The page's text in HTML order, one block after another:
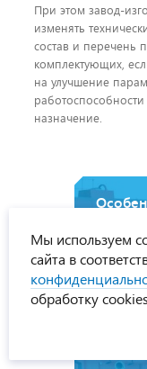
При этом завод-
изменять
состав и перечень
комплектующих,
на улучшение
назначение.
Мы используем
сайта в
обработку